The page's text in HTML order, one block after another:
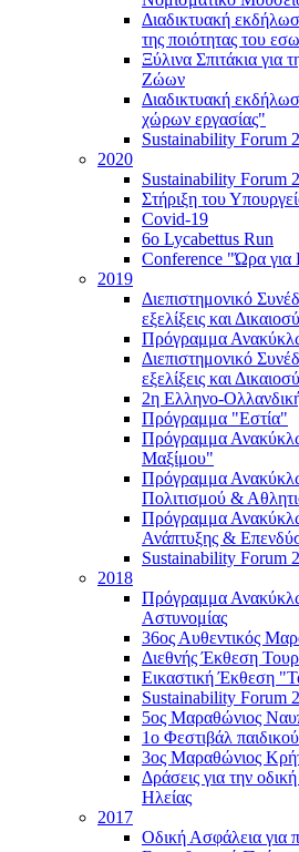
Διαδικτυακή
της ποιότητας του
Ξύλινα Σπιτάκια
Ζώων
Διαδικτυακή
χώρων εργασίας"
Sustainability Forum
2020
Sustainability Forum
Στήριξη του
Covid-19
6ο Lycabettus Run
Conference "Ώρα για
2019
Διεπιστημονικό
εξελίξεις και
Πρόγραμμα
Διεπιστημονικό
εξελίξεις και
2η Ελληνο-
Πρόγραμμα "Εστία"
Πρόγραμμα
Μαξίμου"
Πρόγραμμα
Πολιτισμού &
Πρόγραμμα
Ανάπτυξης &
Sustainability Forum
2018
Πρόγραμμα
Αστυνομίας
36ος Αυθεντικός
Διεθνής Έκθεση
Εικαστική Έκθεση
Sustainability Forum
5ος Μαραθώνιος
1ο Φεστιβάλ
3ος Μαραθώνιος
Δράσεις για την
Ηλείας
2017
Οδική Ασφάλεια για